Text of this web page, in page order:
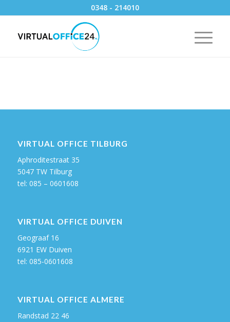
0348 - 214010
VIRTUAL OFFICE TILBURG
Aphroditestraat 35
5047 TW Tilburg
tel: 085 – 0601608
VIRTUAL OFFICE DUIVEN
Geograaf 16
6921 EW Duiven
tel: 085-0601608
VIRTUAL OFFICE ALMERE
Randstad 22 46